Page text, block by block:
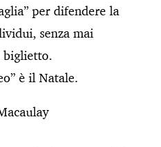
per difendere la
senza mai
biglietto.
è il Natale.